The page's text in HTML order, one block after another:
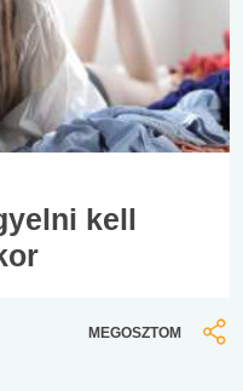
kell
MEGOSZTOM